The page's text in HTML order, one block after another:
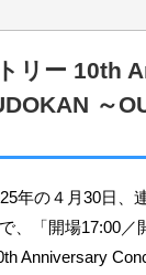
リー 10th
～
、「開場17:00／
Anniversary